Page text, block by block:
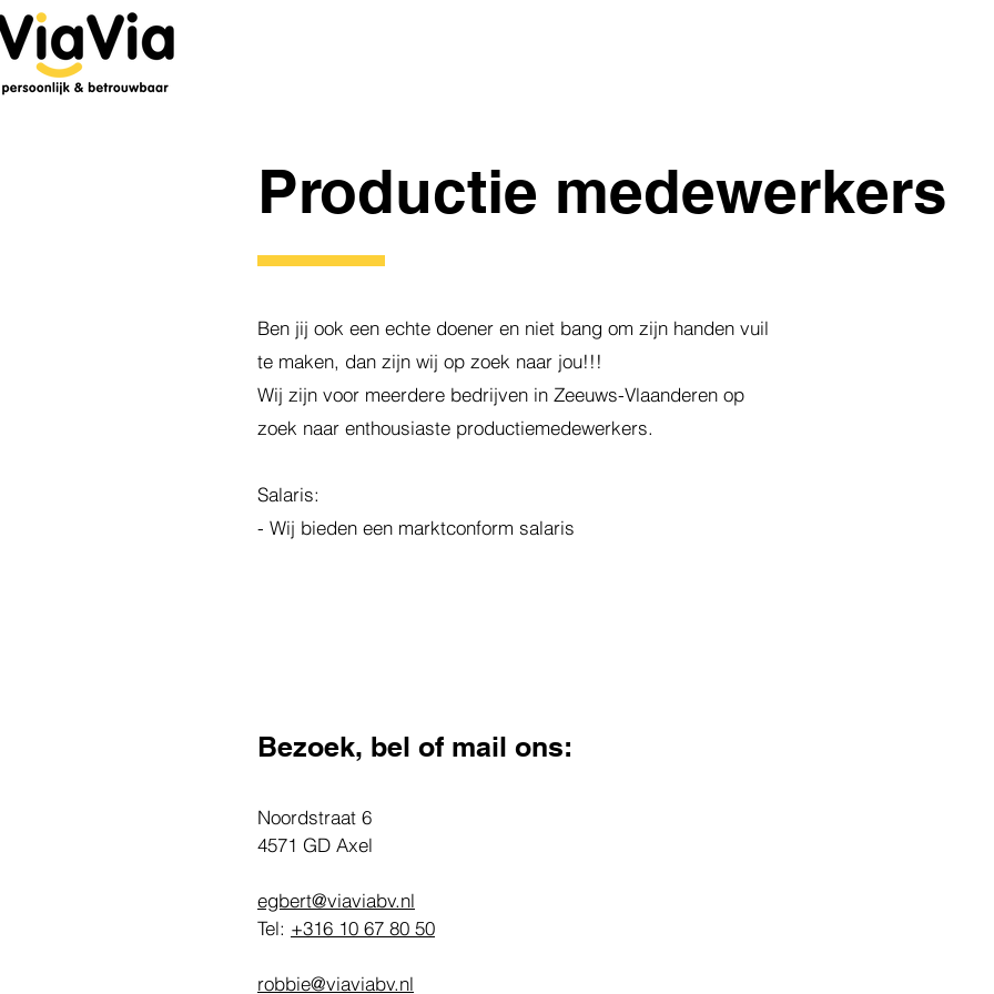
Productie medewerkers
Ben jij ook een echte doener en niet bang om zijn handen vuil
te maken, dan zijn wij op zoek naar jou!!!
Wij zijn voor meerdere bedrijven in Zeeuws-Vlaanderen op
zoek naar enthousiaste productiemedewerkers.
Salaris:
- Wij bieden een marktconform salaris
Bezoek, bel of mail ons:
Noordstraat 6
4571 GD Axel
egbert@viaviabv.nl
Tel: +316 10 67 80 50
robbie@viaviabv.nl